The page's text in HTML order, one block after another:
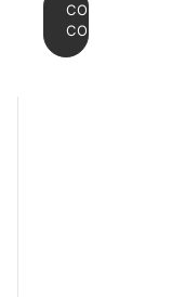
CONTINUAR
COMPRANDO